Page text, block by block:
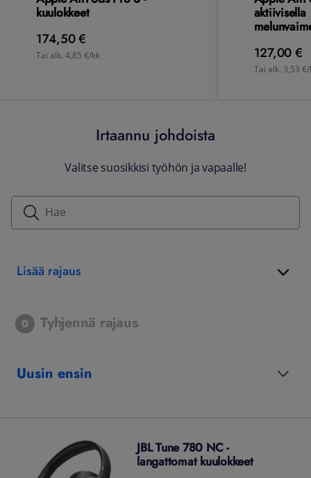
kuulokkeet
174,50 €
Tai alk. 4,85 €/kk
aktiivisella
127,00 €
Tai alk. 3,53 €/
Irtaannu johdoista
Valitse suosikkisi työhön ja vapaalle!
Lisää rajaus
0 Tyhjennä rajaus
Uusin ensin
JBL Tune 780 NC -
langattomat kuulokkeet